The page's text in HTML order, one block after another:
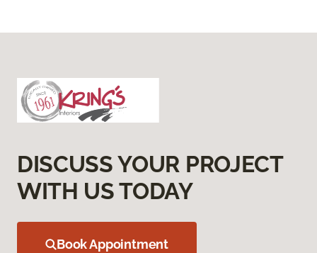
DISCUSS YOUR PROJECT
WITH US TODAY
Book Appointment